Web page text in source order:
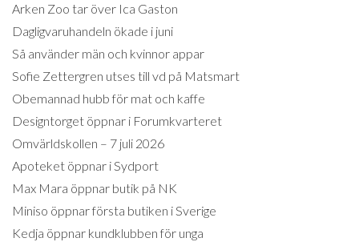
Arken Zoo tar över Ica Gaston
Dagligvaruhandeln ökade i juni
Så använder män och kvinnor appar
Sofie Zettergren utses till vd på Matsmart
Obemannad hubb för mat och kaffe
Designtorget öppnar i Forumkvarteret
Omvärldskollen – 7 juli 2026
Apoteket öppnar i Sydport
Max Mara öppnar butik på NK
Miniso öppnar första butiken i Sverige
Kedja öppnar kundklubben för unga